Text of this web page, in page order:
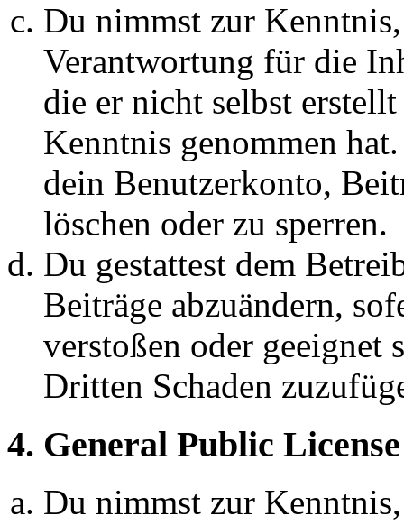
Du nimmst zur
Verantwortung für die
die er nicht selbst
Kenntnis genommen
dein Benutzerkonto,
löschen oder zu sperren.
Du gestattest dem
Beiträge abzuändern,
verstoßen oder geeignet
Dritten Schaden
4. General Public License
Du nimmst zur